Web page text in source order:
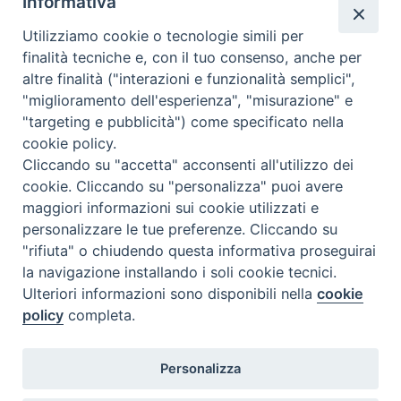
Diocesi
di Como
Diocesi di Como | piazza Grimoldi, 5
Riproduzione solo con permesso.
Utilizziamo cookie o tecnologie simili per
finalità tecniche e, con il tuo consenso, anche per
altre finalità ("interazioni e funzionalità semplici",
"miglioramento dell'esperienza", "misurazione" e
"targeting e pubblicità") come specificato nella
cookie policy.
Cliccando su "accetta" acconsenti all'utilizzo dei
cookie. Cliccando su "personalizza" puoi avere
maggiori informazioni sui cookie utilizzati e
personalizzare le tue preferenze. Cliccando su
"rifiuta" o chiudendo questa informativa proseguirai
la navigazione installando i soli cookie tecnici.
Ulteriori informazioni sono disponibili nellacookie
policy completa.
Personalizza